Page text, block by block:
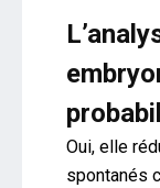
Oui, elle
spontanés